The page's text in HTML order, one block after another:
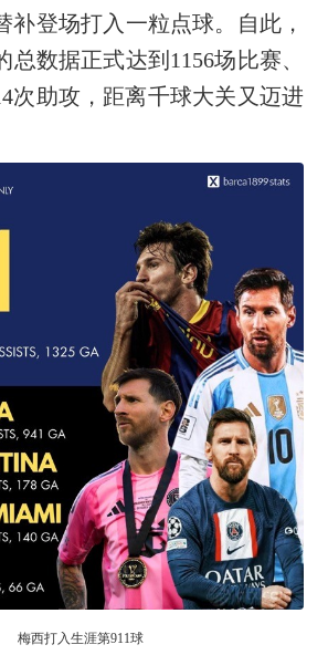
补登场打入一粒点球。自此，
总数据正式达到1156场比赛、
次助攻，距离千球大关又迈进
梅西打入生涯第911球